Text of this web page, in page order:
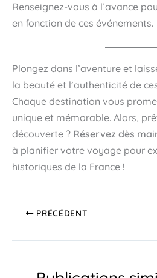
Renseignez-vous à l’avance
en fonction de ces événements.
Plongez dans l’aventure et
la beauté et l’authenticité de
Chaque destination vous
unique et mémorable. Alors,
découverte ? Réservez dès
à planifier votre voyage pour
historiques de la France !
PRÉCÉDENT